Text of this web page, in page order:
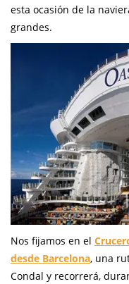
esta ocasión de la
grandes.
Nos fijamos en el
desde Barcelona, una
Condal y recorrerá,